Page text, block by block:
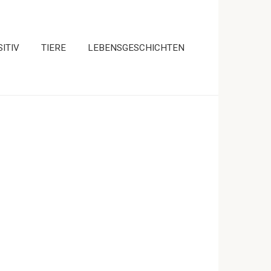
TIERE LEBENSGESCHICHTEN